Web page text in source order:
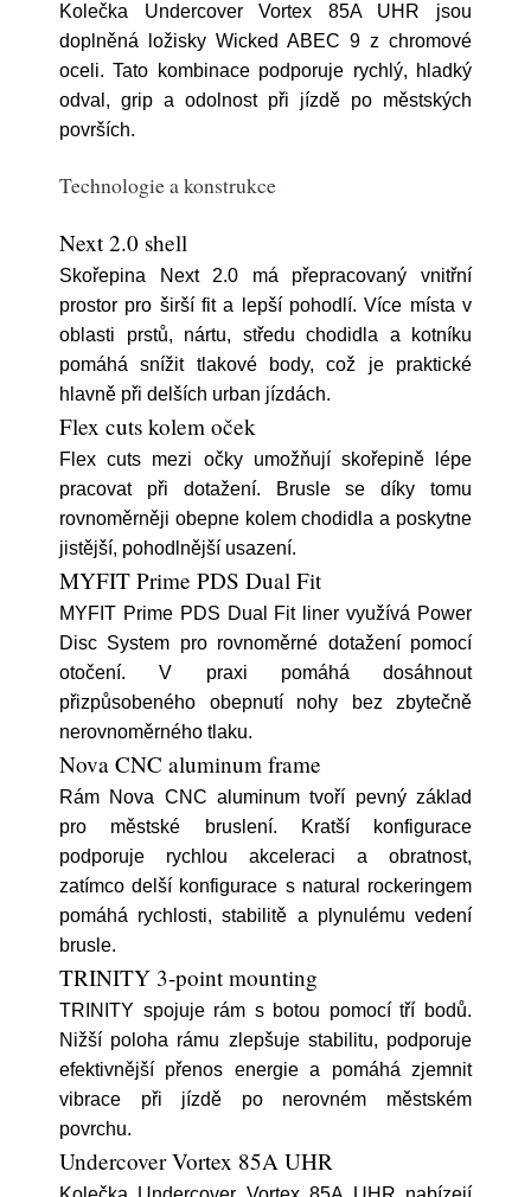
Kolečka Undercover Vortex 85A UHR jsou
doplněná ložisky Wicked ABEC 9 z chromové
oceli. Tato kombinace podporuje rychlý, hladký
odval, grip a odolnost při jízdě po městských
površích.
Technologie a konstrukce
Next 2.0 shell
Skořepina Next 2.0 má přepracovaný vnitřní
prostor pro širší fit a lepší pohodlí. Více místa v
oblasti prstů, nártu, středu chodidla a kotníku
pomáhá snížit tlakové body, což je praktické
hlavně při delších urban jízdách.
Flex cuts kolem oček
Flex cuts mezi očky umožňují skořepině lépe
pracovat při dotažení. Brusle se díky tomu
rovnoměrněji obepne kolem chodidla a poskytne
jistější, pohodlnější usazení.
MYFIT Prime PDS Dual Fit
MYFIT Prime PDS Dual Fit liner využívá Power
Disc System pro rovnoměrné dotažení pomocí
otočení. V praxi pomáhá dosáhnout
přizpůsobeného obepnutí nohy bez zbytečně
nerovnoměrného tlaku.
Nova CNC aluminum frame
Rám Nova CNC aluminum tvoří pevný základ
pro městské bruslení. Kratší konfigurace
podporuje rychlou akceleraci a obratnost,
zatímco delší konfigurace s natural rockeringem
pomáhá rychlosti, stabilitě a plynulému vedení
brusle.
TRINITY 3-point mounting
TRINITY spojuje rám s botou pomocí tří bodů.
Nižší poloha rámu zlepšuje stabilitu, podporuje
efektivnější přenos energie a pomáhá zjemnit
vibrace při jízdě po nerovném městském
povrchu.
Undercover Vortex 85A UHR